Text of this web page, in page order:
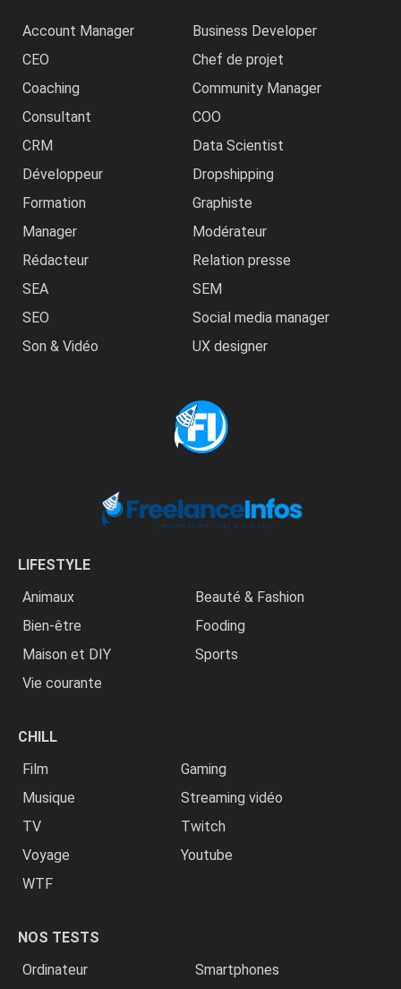
Account Manager
Business Developer
CEO
Chef de projet
Coaching
Community Manager
Consultant
COO
CRM
Data Scientist
Développeur
Dropshipping
Formation
Graphiste
Manager
Modérateur
Rédacteur
Relation presse
SEA
SEM
SEO
Social media manager
Son & Vidéo
UX designer
LIFESTYLE
Animaux
Beauté & Fashion
Bien-être
Fooding
Maison et DIY
Sports
Vie courante
CHILL
Film
Gaming
Musique
Streaming vidéo
TV
Twitch
Voyage
Youtube
WTF
NOS TESTS
Ordinateur
Smartphones